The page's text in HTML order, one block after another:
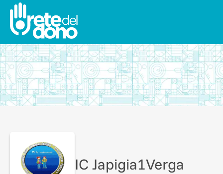
IC Japigia1Verga